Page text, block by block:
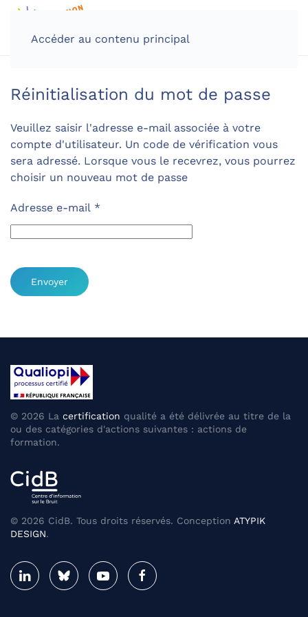
Accéder au contenu principal
Réinitialisation du mot de passe
Veuillez saisir l'adresse e-mail associée à votre
compte d'utilisateur. Un code de vérification vous
sera adressé. Lorsque vous le recevrez, vous pourrez
choisir un nouveau mot de passe
Adresse e-mail *
Envoyer
© 2026 La certification qualité a été délivrée au titre de la
ou des catégories d'actions suivantes : actions de
formation.
© 2026 CidB. Tous droits réservés. Conception ATYPIK
DESIGN.